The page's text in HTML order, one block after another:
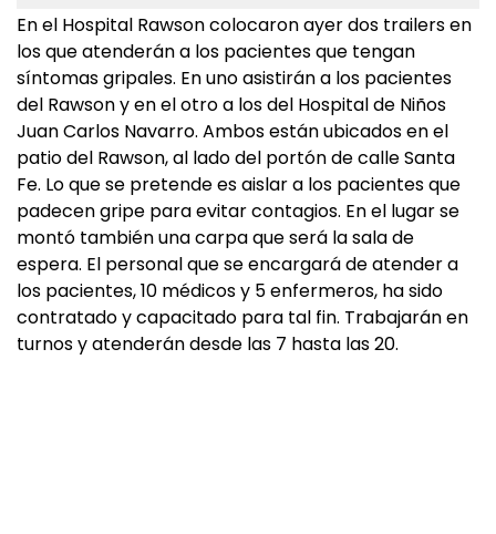
En el Hospital Rawson colocaron ayer dos trailers en
los que atenderán a los pacientes que tengan
síntomas gripales. En uno asistirán a los pacientes
del Rawson y en el otro a los del Hospital de Niños
Juan Carlos Navarro. Ambos están ubicados en el
patio del Rawson, al lado del portón de calle Santa
Fe. Lo que se pretende es aislar a los pacientes que
padecen gripe para evitar contagios. En el lugar se
montó también una carpa que será la sala de
espera. El personal que se encargará de atender a
los pacientes, 10 médicos y 5 enfermeros, ha sido
contratado y capacitado para tal fin. Trabajarán en
turnos y atenderán desde las 7 hasta las 20.